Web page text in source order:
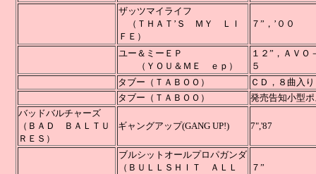
ザッツマイライフ
（ＴＨＡＴ’Ｓ ＭＹ ＬＩ
ＦＥ）
７
ユー＆ミーＥＰ
（ＹＯＵ＆ＭＥ ｅｐ）
１２”，ＡＶＯ
タブー（ＴＡＢＯＯ）
ＣＤ，８曲入り
タブー（ＴＡＢＯＯ）
発売告知小型
バッドバルチャーズ
（ＢＡＤ ＢＡＬＴＵ
ＲＥＳ）
ギャングアップ(GANG UP!)
ブルシットオールプロパガンダ
（ＢＵＬＬＳＨＩＴ ＡＬＬ
７”